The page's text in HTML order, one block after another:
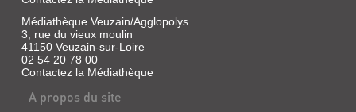
Livre
Verrier,
Philippe,
2002
Verrier,
Philippe
|
S.n.,
2002
(Racines
vie)
Médiathèque Veuzain/Agglopolys
3, rue du vieux moulin
41150 Veuzain-sur-Loire
02 54 20 78 00
Contactez la Médiathèque
A propos du site